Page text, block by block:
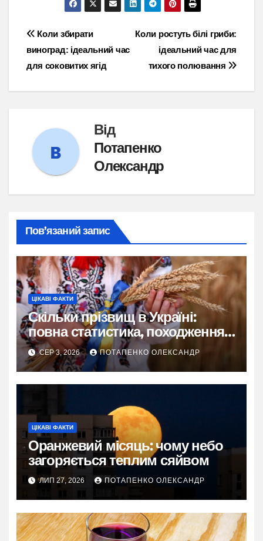
Навігація
записів
Коли ростуть білі гриби:
ідеальний час для
тихого полювання
Коли збирати
виноград: ідеальний час
для соковитих ягід
Від
Потапенко
Олександр
Пов’язаний запис
ЦІКАВІ ФАКТИ
Скільки прізвищ в Україні:
повна статистика, походження
та живі історії
СЕР 3, 2026 ПОТАПЕНКО ОЛЕКСАНДР
ЦІКАВІ ФАКТИ
Оранжевий місяць: чому небо
загоряється теплим сяйвом
ЛИП 27, 2026 ПОТАПЕНКО ОЛЕКСАНДР